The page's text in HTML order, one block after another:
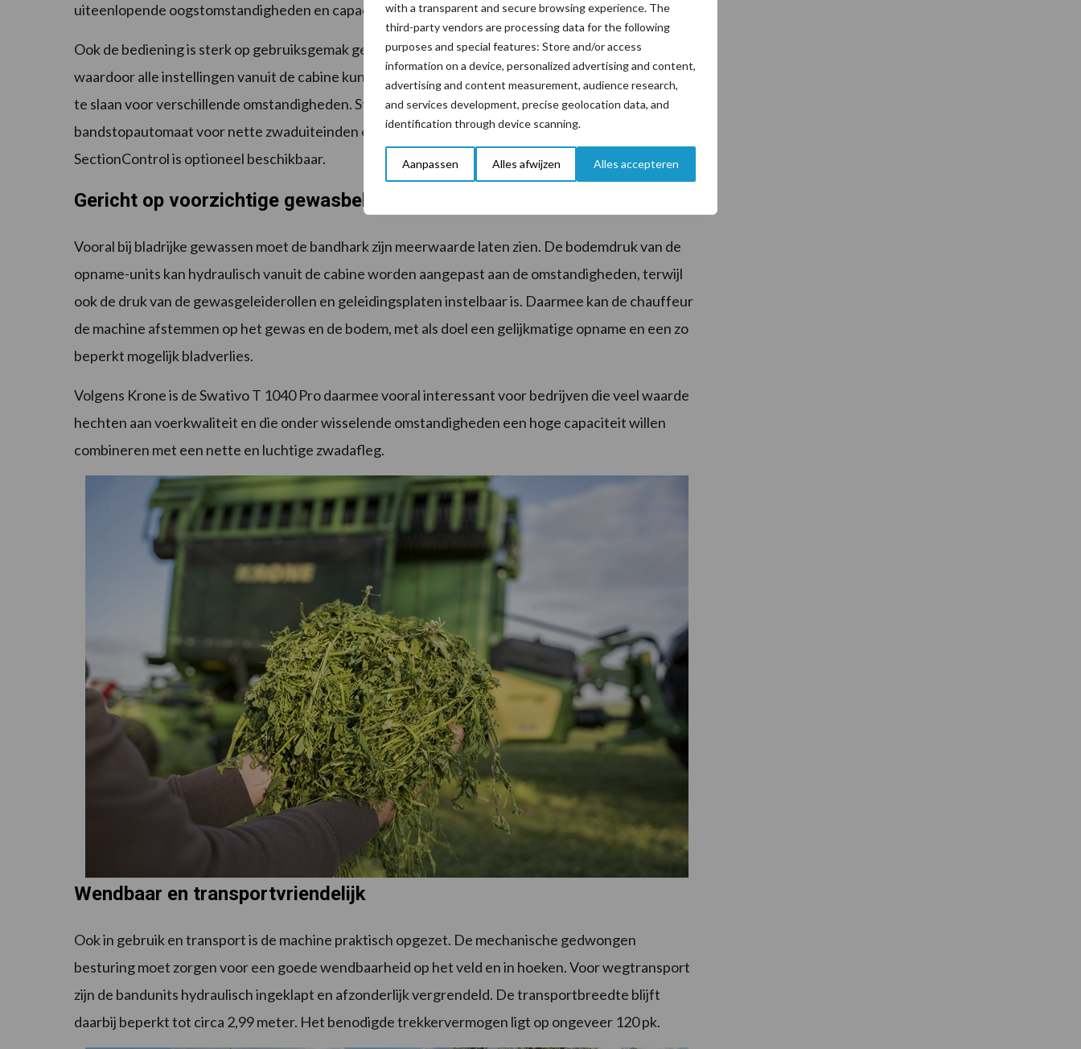
with a transparent and secure browsing experience. The
third-party vendors are processing data for the following
purposes and special features: Store and/or access
information on a device, personalized advertising and content,
advertising and content measurement, audience research,
and services development, precise geolocation data, and
identification through device scanning.
Aanpassen Alles afwijzen Alles accepteren
uiteenlopende oogstomstandigheden en capaciteitsbehoeften.
Ook de bediening is sterk op gebruiksgemak gericht. De machine is volledig ISOBUS-gestuurd,
waardoor alle instellingen vanuit de cabine kunnen zijn aangepast. Daarbij zijn ook oogstprofielen op
te slaan voor verschillende omstandigheden. Standaard beschikt de Swativo over een
bandstopautomaat voor nette zwaduiteinden en een verzamelfunctie voor lastige perceeldelen.
SectionControl is optioneel beschikbaar.
Gericht op voorzichtige gewasbehandeling
Vooral bij bladrijke gewassen moet de bandhark zijn meerwaarde laten zien. De bodemdruk van de
opname-units kan hydraulisch vanuit de cabine worden aangepast aan de omstandigheden, terwijl
ook de druk van de gewasgeleiderollen en geleidingsplaten instelbaar is. Daarmee kan de chauffeur
de machine afstemmen op het gewas en de bodem, met als doel een gelijkmatige opname en een zo
beperkt mogelijk bladverlies.
Volgens Krone is de Swativo T 1040 Pro daarmee vooral interessant voor bedrijven die veel waarde
hechten aan voerkwaliteit en die onder wisselende omstandigheden een hoge capaciteit willen
combineren met een nette en luchtige zwadafleg.
Wendbaar en transportvriendelijk
Ook in gebruik en transport is de machine praktisch opgezet. De mechanische gedwongen
besturing moet zorgen voor een goede wendbaarheid op het veld en in hoeken. Voor wegtransport
zijn de bandunits hydraulisch ingeklapt en afzonderlijk vergrendeld. De transportbreedte blijft
daarbij beperkt tot circa 2,99 meter. Het benodigde trekkervermogen ligt op ongeveer 120 pk.